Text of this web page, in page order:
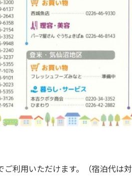
利用いただけます。（宿泊代は対